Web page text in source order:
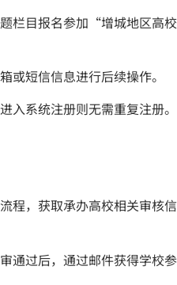
栏目报名参加“增城地区高校
或短信信息进行后续操作。
入系统注册则无需重复注册。
程，获取承办高校相关审核信
通过后，通过邮件获得学校参